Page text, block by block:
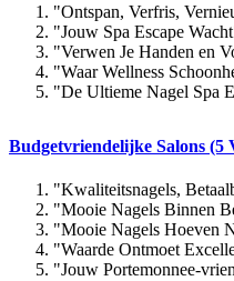
"Ontspan, Verfris,
"Jouw Spa Escape
"Verwen Je Handen en
"Waar Wellness
"De Ultieme Nagel Spa
Budgetvriendelijke Salons (5
"Kwaliteitsnagels,
"Mooie Nagels Binnen
"Mooie Nagels Hoeven
"Waarde Ontmoet
"Jouw Portemonnee-